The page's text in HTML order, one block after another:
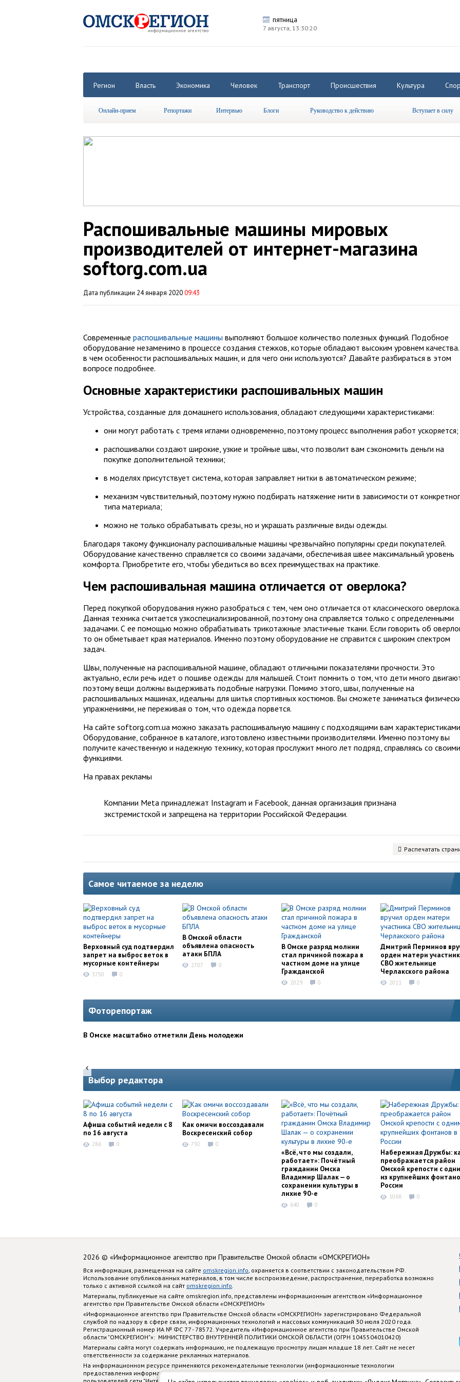
пятница
7 августа, 13:30:20
Регион Власть Экономика Человек Транспорт Происшествия Культура
Онлайн-прием Репортажи Интервью Блоги Руководство к действию Вступает в силу
Распошивальные машины мировых
производителей от интернет-магазина
softorg.com.ua
Дата публикации 24 января 202009:43
Современные распошивальные машины выполняют большое количество полезных функций. Подобное
оборудование незаменимо в процессе создания стежков, которые обладают высоким уровнем
в чем особенности распошивальных машин, и для чего они используются? Давайте разбираться в этом
вопросе подробнее.
Основные характеристики распошивальных машин
Устройства, созданные для домашнего использования, обладают следующими характеристиками:
они могут работать с тремя иглами одновременно, поэтому процесс выполнения работ ускоряется;
распошивалки создают широкие, узкие и тройные швы, что позволит вам сэкономить деньги на
покупке дополнительной техники;
в моделях присутствует система, которая заправляет нитки в автоматическом режиме;
механизм чувствительный, поэтому нужно подбирать натяжение нити в зависимости от
типа материала;
можно не только обрабатывать срезы, но и украшать различные виды одежды.
Благодаря такому функционалу распошивальные машины чрезвычайно популярны среди покупателей.
Оборудование качественно справляется со своими задачами, обеспечивая швее максимальный уровень
комфорта. Приобретите его, чтобы убедиться во всех преимуществах на практике.
Чем распошивальная машина отличается от оверлока?
Перед покупкой оборудования нужно разобраться с тем, чем оно отличается от классического оверлока.
Данная техника считается узкоспециализированной, поэтому она справляется только с определенными
задачами. С ее помощью можно обрабатывать трикотажные эластичные ткани. Если говорить об
то он обметывает края материалов. Именно поэтому оборудование не справится с широким спектром
задач.
Швы, полученные на распошивальной машине, обладают отличными показателями прочности. Это
актуально, если речь идет о пошиве одежды для малышей. Стоит помнить о том, что дети много
поэтому вещи должны выдерживать подобные нагрузки. Помимо этого, швы, полученные на
распошивальных машинах, идеальны для шитья спортивных костюмов. Вы сможете заниматься
упражнениями, не переживая о том, что одежда порвется.
На сайте softorg.com.ua можно заказать распошивальную машину с подходящими вам
Оборудование, собранное в каталоге, изготовлено известными производителями. Именно поэтому вы
получите качественную и надежную технику, которая прослужит много лет подряд, справляясь со своими
функциями.
На правах рекламы
Компании Meta принадлежат Instagram и Facebook, данная организация признана
экстремистской и запрещена на территории Российской Федерации.
Распечатать
Самое читаемое за неделю
Верховный суд подтвердил
запрет на выброс веток в
мусорные контейнеры
3750 0
В Омской области
объявлена опасность
атаки БПЛА
2707 0
В Омске разряд молнии
стал причиной пожара в
частном доме на улице
Гражданской
2029 0
Дмитрий Перминов
орден матери
СВО жительнице
Черлакского района
2011 0
Фоторепортаж
В Омске масштабно отметили День молодежи
Выбор редактора
Афиша событий недели с 8
по 16 августа
286 0
Как омичи воссоздавали
Воскресенский собор
792 0
«Всё, что мы создали,
работает»: Почётный
гражданин Омска
Владимир Шалак — о
сохранении культуры в
лихие 90-е
640 0
Набережная Дружбы:
преображается район
Омской крепости с
из крупнейших
России
1068 0
2026 © «Информационное агентство при Правительстве Омской области «ОМСКРЕГИОН»
Вся информация, размещенная на сайте omskregion.info , охраняется в соответствии с законодательством РФ.
Использование опубликованных материалов, в том числе воспроизведение, распространение, переработка возможно
только с активной ссылкой на сайт omskregion.info
Материалы, публикуемые на сайте omskregion.info, представлены информационным агентством «Информационное
агентство при Правительстве Омской области «ОМСКРЕГИОН»
«Информационное агентство при Правительстве Омской области «ОМСКРЕГИОН» зарегистрировано Федеральной
службой по надзору в сфере связи, информационных технологий и массовых коммуникаций 30 июля 2020 года.
Регистрационный номер ИА № ФС 77 - 78572. Учредитель «Информационное агентство при Правительстве Омской
области "ОМСКРЕГИОН"»: МИНИСТЕРСТВО ВНУТРЕННЕЙ ПОЛИТИКИ ОМСКОЙ ОБЛАСТИ (ОГРН 1045504010420)
Материалы сайта могут содержать информацию, не подлежащую просмотру лицам младше 18 лет. Сайт не несет
ответственности за содержание рекламных материалов.
На информационном ресурсе применяются рекомендательные технологии (информационные технологии
предоставления информации на основе сбора, систематизации и анализа сведений, относящихся к предпочтениям
пользователей сети "Интернет", находящихся на территории Российской Федерации)